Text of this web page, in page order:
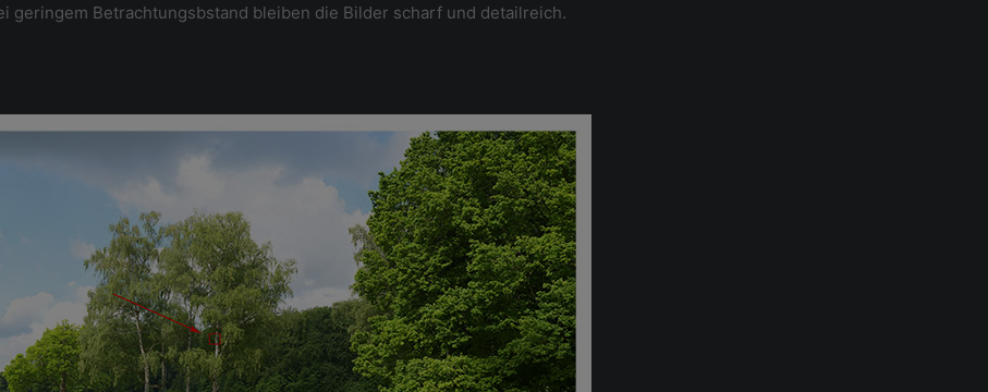
geringem Betrachtungsbstand bleiben die Bilder scharf und detailreich.